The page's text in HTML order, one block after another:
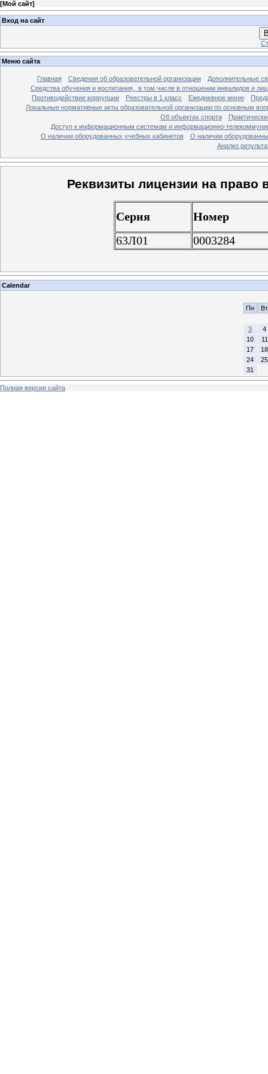
[Мой сайт]
Вход на сайт
Меню сайта
Главная Сведения об образовательной организации
Дополнительные
Средства обучения и воспитания, в том числе в отношении инвалидов и
Противодействие коррупции
Реестры в 1 класс Ежедневное меню
Локальные нормативные акты образовательной организации по основным
Об объектах спорта
Доступ к информационным системам и информационно-
О наличии оборудованных учебных кабинетов
О наличии
Анализ
Реквизиты лицензии на право
Серия
Номер
63Л01
0003284
Calendar
Пн
Вт
3
4
10
11
17
18
24
25
31
Полная версия сайта